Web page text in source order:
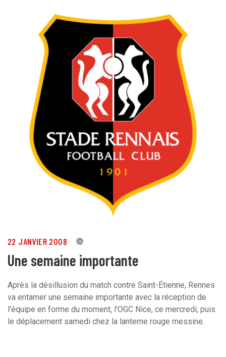
22 JANVIER 2008 0
Une semaine importante
Après la désillusion du match contre Saint-Étienne, Rennes
va entamer une semaine importante avec la réception de
l'équipe en forme du moment, l'OGC Nice, ce mercredi, puis
le déplacement samedi chez la lanterne rouge messine.